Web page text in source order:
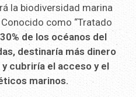
la biodiversidad marina
como “Tratado
de los océanos del
destinaría más dinero
cubriría el acceso y el
marinos.